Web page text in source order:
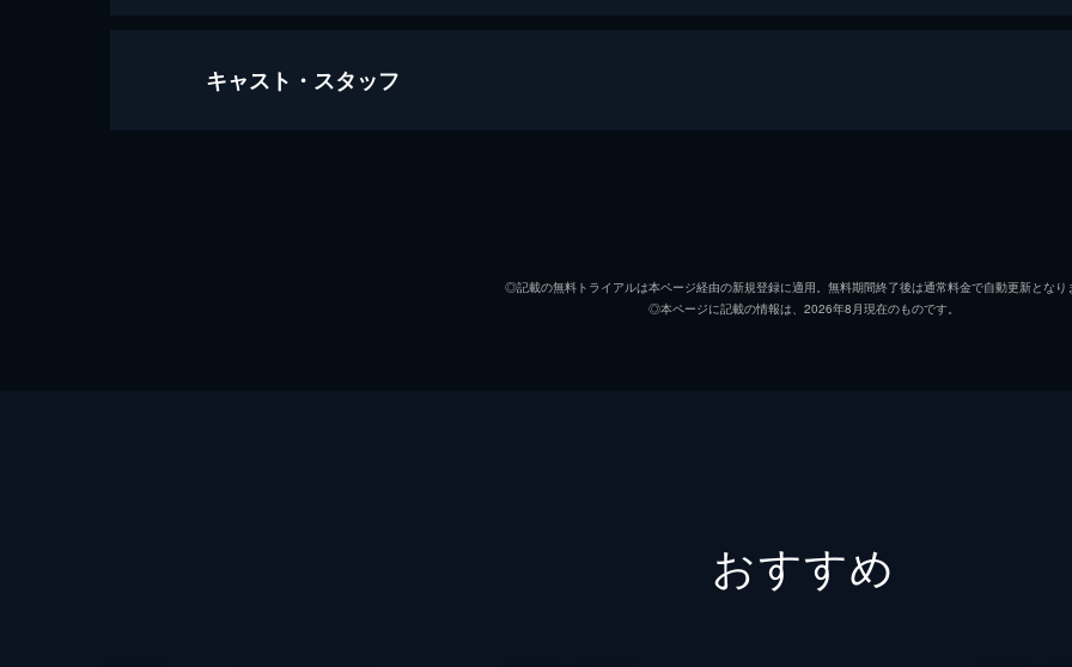
ブラインド・ウォー 盲目の戦士
キャスト・スタッフ
ワン・ハンヤン
フォ・スイチアン
◎記載の無料トライアルは本ページ経由の新規登録に適用。無料期間終了後は通常料金で自動更新となり
◎本ページに記載の情報は、2026年8月現在のものです。
おすすめ